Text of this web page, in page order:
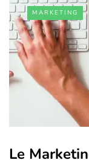
MARKETING
Le